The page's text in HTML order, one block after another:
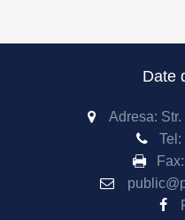
Date
Adresa:
Tel:
Fax: